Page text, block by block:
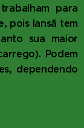
para
pois Iansã tem
sua maior
Podem
dependendo